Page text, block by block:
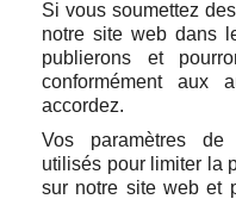
Si vous soumettez
notre site web dans
publierons et
conformément aux
accordez.
Vos paramètres de
utilisés pour limiter la
sur notre site web et